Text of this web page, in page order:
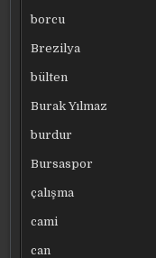
borcu
Brezilya
bülten
Burak Yılmaz
burdur
Bursaspor
çalışma
cami
can